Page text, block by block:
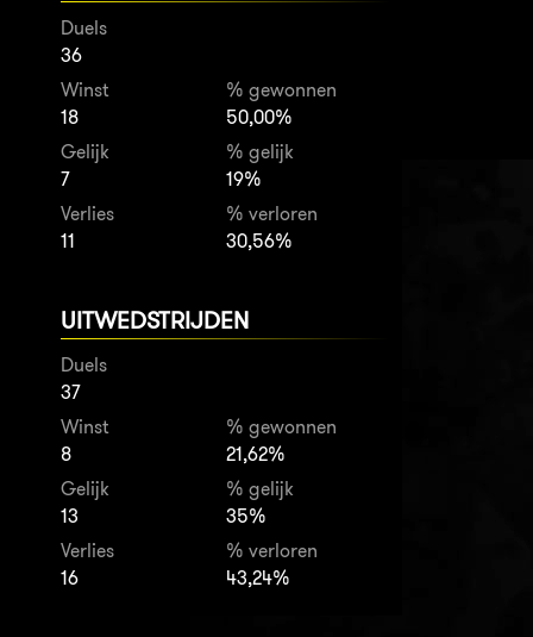
Duels
36
Winst
18
% gewonnen
50,00%
Gelijk
7
% gelijk
19%
Verlies
11
% verloren
30,56%
UITWEDSTRIJDEN
Duels
37
Winst
8
% gewonnen
21,62%
Gelijk
13
% gelijk
35%
Verlies
16
% verloren
43,24%